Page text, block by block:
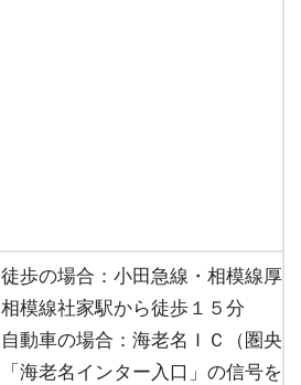
徒歩の場合：小田急線・相模線厚
相模線社家駅から徒歩１５分
自動車の場合：海老名ＩＣ（圏央
「海老名インター入口」の信号を